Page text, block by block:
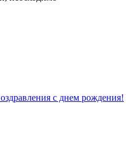
с днем рождения!